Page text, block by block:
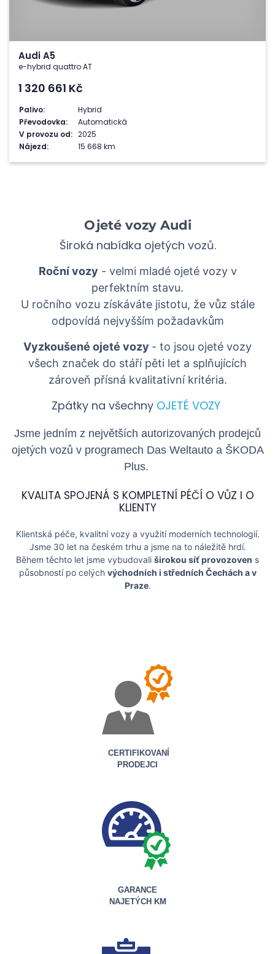
Audi A5
e-hybrid quattro AT
1 320 661 Kč
Palivo:
Hybrid
Převodovka:
Automatická
V provozu od: 2025
Nájezd:
15 668 km
Ojeté vozy Audi
Široká nabídka ojetých vozů.
Roční vozy - velmi mladé ojeté vozy v
perfektním stavu.
U ročního vozu získáváte jistotu, že vůz stále
odpovídá nejvyšším požadavkům
Vyzkoušené ojeté vozy - to jsou ojeté vozy
všech značek do stáří pěti let a splňujících
zároveň přísná kvalitativní kritéria.
Zpátky na všechny OJETÉ VOZY
Jsme jedním z největších autorizovaných prodejců
ojetých vozů v programech Das Weltauto a ŠKODA
Plus.
KVALITA SPOJENÁ S KOMPLETNÍ PÉČÍ O VŮZ I O
KLIENTY
Klientská péče, kvalitní vozy a využití moderních technologií.
Jsme 30 let na českém trhu a jsme na to náležitě hrdí.
Během těchto let jsme vybudovali širokou síť provozoven s
působností po celých východních i středních Čechách a v
Praze.
CERTIFIKOVANÍ
PRODEJCI
GARANCE
NAJETÝCH KM